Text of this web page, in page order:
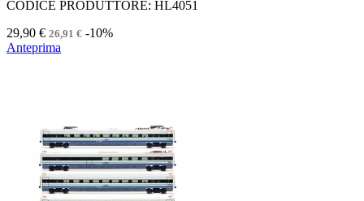
CODICE PRODUTTORE: HL4051
29,90 € 26,91 € -10%
Anteprima